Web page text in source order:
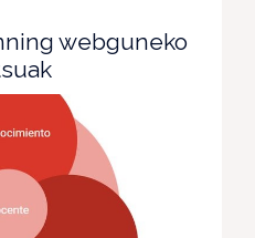
webguneko